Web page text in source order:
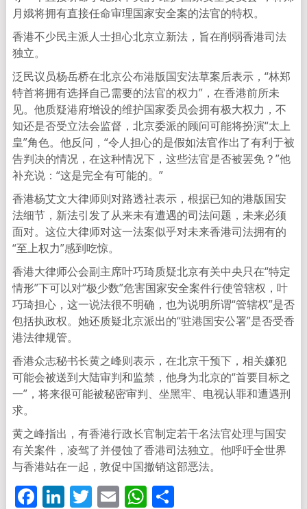
月娥将拥有直接任命审理国家安全案的法官的特权。
香港不少民主派人士担心北京立新法，旨在削弱香港司法
独立。
泛民议员杨岳桥在北京公布港版国安法草案后表示，“林郑
特首将拥有选择自己需要的法官的权力”，在香港前所未
见。他质疑港府增设的维护国家委员会拥有极大权力，不
知还是否受立法会监督，北京委派的顾问可能将扮演“太上
皇”角色。他反问，“令人担心的是假如法官作出了有利于被
告判决的情况，在这种情况下，这些法官是否被罢免？”他
补充说：“这是完全有可能的。”
香港杨艾文大律师则对路透社表示，根据已知的港版国安
法细节，新法引发了从来未有遭遇的司法问题，未来必须
面对。这位大律师对这一法案似乎对未来香港司法拥有的
“至上权力”感到吃惊。
香港大律师公会副主席叶巧琦质疑北京有关中央只在“特定
情形”下可以对“极少数”危害国家安全案件行使管辖权，叶
巧琦担心，这一说法很不明确，也为说明所谓“管辖权”是否
包括执政权。她还质疑北京派出的“驻港国安公署”是否受香
港法律规管。
香港众志秘书长黄之峰则表示，在北京干预下，相关嫌犯
可能会被送到大陆审判和监禁，他身为北京的“首要目标之
一”，将来很可能被秘密审判、坐黑牢、电视认罪和遭遇刑
求。
黄之峰指出，有香港行政长官制定若干名法官处理与国安
有关案件，凌驾了并侵蚀了香港司法独立。他呼吁全世界
与香港站在一起，敦促中国撤销这部恶法。
Facebook
LinkedIn
Twitter
EmailWhatsApp
分